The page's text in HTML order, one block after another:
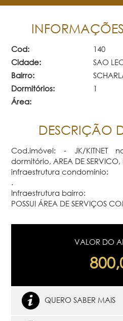
Cod:
140
Cidade:
SAO
Bairro:
Dormitórios:
1
Área:
DESCRIÇÃO
Cod.imóvel: - JK/KITNET
dormitório, AREA DE SERVICO,
infraestrutura condomínio:
.
Infraestrutura bairro:
POSSUI ÁREA DE SERVIÇOS
VALOR DO
QUERO SABER MAIS